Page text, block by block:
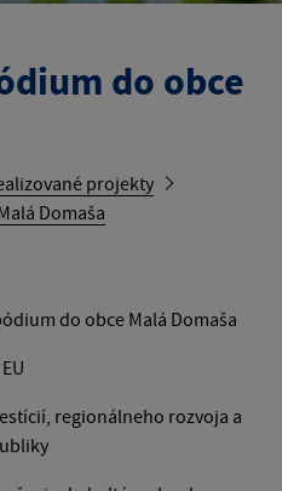
do obce
projekty
Domaša
do obce Malá Domaša
regionálneho rozvoja a